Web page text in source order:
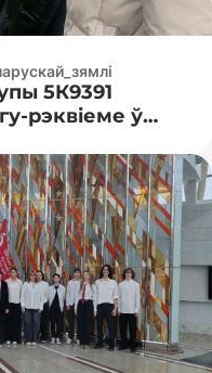
5К9391
рэквіеме ў